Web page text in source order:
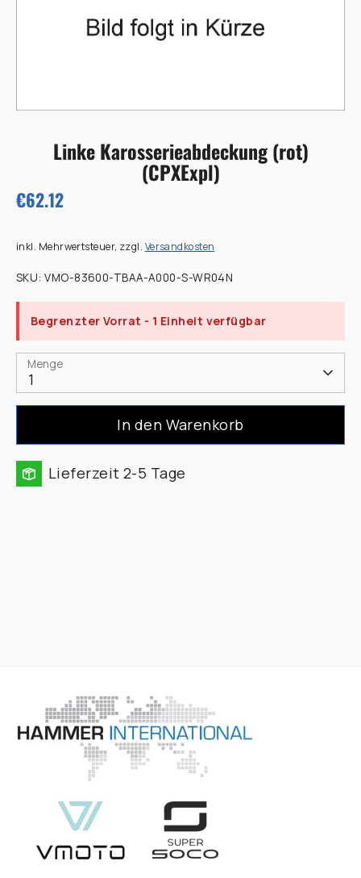
Linke Karosserieabdeckung (rot)
(CPXExpl)
€62.12
inkl. Mehrwertsteuer, zzgl. Versandkosten
SKU:VMO-83600-TBAA-A000-S-WR04N
Begrenzter Vorrat - 1 Einheit verfügbar
Menge
1
In den Warenkorb
Lieferzeit 2-5 Tage